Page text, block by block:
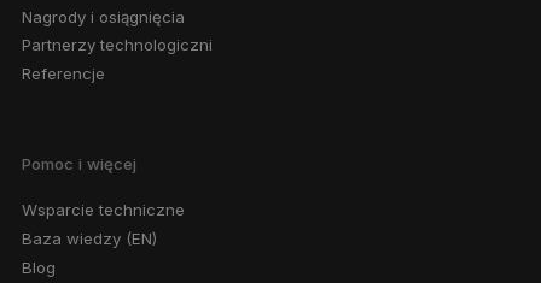
Nagrody i osiągnięcia
Partnerzy technologiczni
Referencje
Pomoc i więcej
Wsparcie techniczne
Baza wiedzy (EN)
Blog